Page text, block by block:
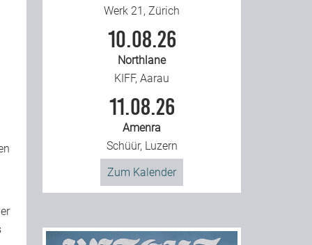
Werk 21, Zürich
10.08.26
Northlane
KIFF, Aarau
11.08.26
Amenra
Schüür, Luzern
Zum Kalender